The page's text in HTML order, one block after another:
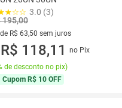
3.0 (3)
195,00
R$ 63,50 sem juros
de R$ 63,50 sem juros
R$ 118,11
no Pix
de desconto no pix)
Cupom R$ 10 OFF